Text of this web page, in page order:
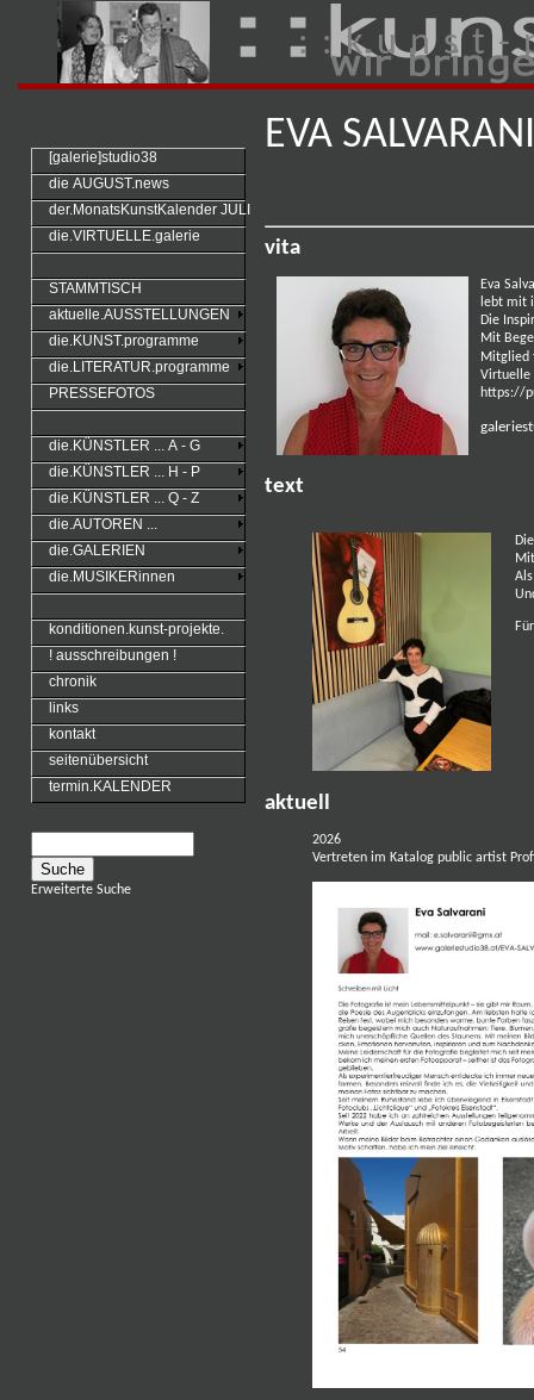
: : k u n s t -
[galerie]studio38
die AUGUST.news
der.MonatsKunstKalender JULI
die.VIRTUELLE.galerie
STAMMTISCH
aktuelle.AUSSTELLUNGEN
die.KUNST.programme
die.LITERATUR.programme
PRESSEFOTOS
die.KÜNSTLER ... A - G
die.KÜNSTLER ... H - P
die.KÜNSTLER ... Q - Z
die.AUTOREN ...
die.GALERIEN
die.MUSIKERinnen
konditionen.kunst-projekte.
! ausschreibungen !
chronik
links
kontakt
seitenübersicht
termin.KALENDER
Erweiterte Suche
EVA SALVARANI
vita
Eva
lebt mit
Die
Mit
Mitglied
Virtuelle
https://
text
aktuell
2026
Vertreten im Katalog public artist